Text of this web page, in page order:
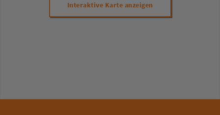
Interaktive Karte anzeigen